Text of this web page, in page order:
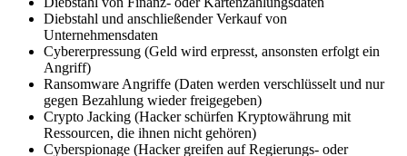
Diebstahl und anschließender Verkauf von
Unternehmensdaten
Cybererpressung (Geld wird erpresst, ansonsten erfolgt ein
Angriff)
Ransomware Angriffe (Daten werden verschlüsselt und nur
gegen Bezahlung wieder freigegeben)
Crypto Jacking (Hacker schürfen Kryptowährung mit
Ressourcen, die ihnen nicht gehören)
Cyberspionage (Hacker greifen auf Regierungs- oder